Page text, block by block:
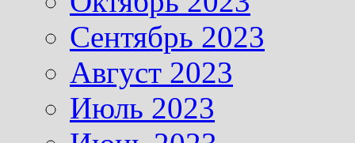
Сентябрь 2023
Август 2023
Июль 2023